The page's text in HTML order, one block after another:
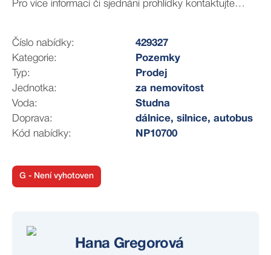
Pro více informací či sjednání prohlídky kontaktujte
Číslo nabídky:
429327
Kategorie:
Pozemky
Typ:
Prodej
Jednotka:
za nemovitost
Voda:
Studna
Doprava:
dálnice, silnice, autobus
Kód nabídky:
NP10700
G - Není vyhotoven
Hana Gregorová